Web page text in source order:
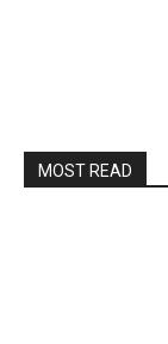
MOST READ